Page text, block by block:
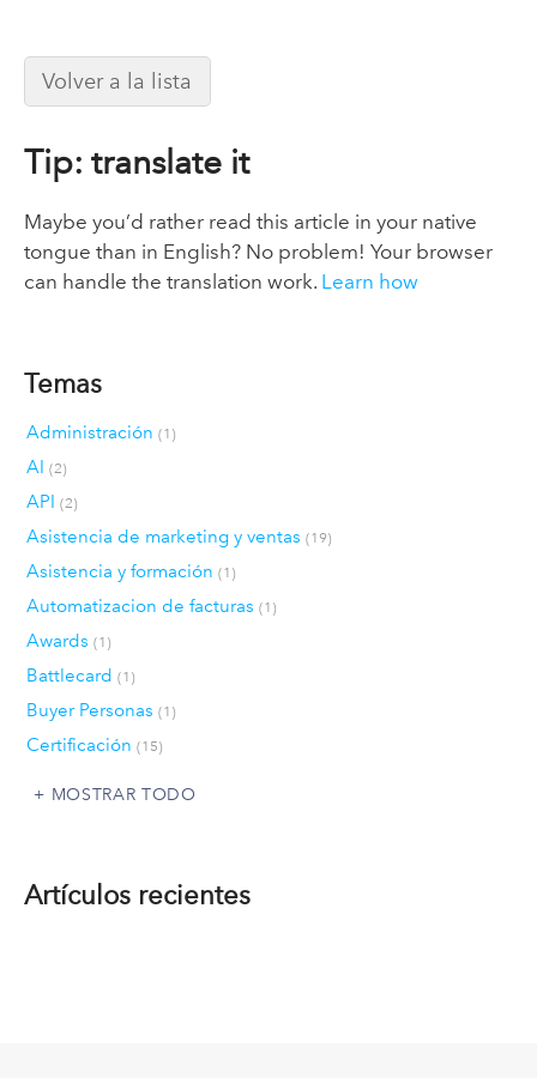
Volver a la lista
Tip: translate it
Maybe you’d rather read this article in your native
tongue than in English? No problem! Your browser
can handle the translation work. Learn how
Temas
Administración (1)
AI (2)
API (2)
Asistencia de marketing y ventas (19)
Asistencia y formación (1)
Automatizacion de facturas (1)
Awards (1)
Battlecard (1)
Buyer Personas (1)
Certificación (15)
MOSTRAR TODO
Artículos recientes